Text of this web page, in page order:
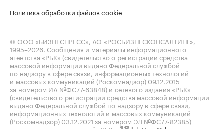
Политика обработки файлов cookie
© ООО «БИЗНЕСПРЕСС», АО «РОСБИЗНЕСКОНСАЛТИНГ»,
1995–2026 . Сообщения и материалы информационного
агентства «РБК» (свидетельство о регистрации средства
массовой информации выдано Федеральной службой
по надзору в сфере связи, информационных технологий
и массовых коммуникаций (Роскомнадзор) 09.12.2015
за номером ИА №ФС77-63848) и сетевого издания «РБК»
(свидетельство о регистрации средства массовой информации
выдано Федеральной службой по надзору в сфере связи,
информационных технологий и массовых коммуникаций
(Роскомнадзор) 03.12.2021 за номером ЭЛ №ФС77-82385)